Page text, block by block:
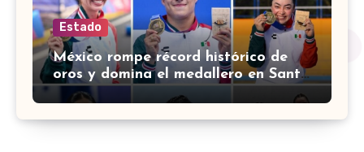
Estado
México rompe récord histórico de
oros y domina el medallero en Santo
Domingo 2026